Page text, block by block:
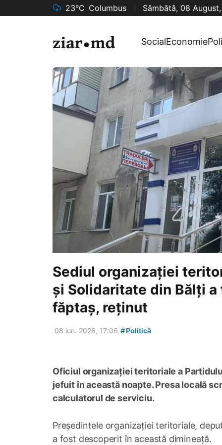
23°C Columbus Sâmbătă, 08
SocialEconomie
Sediul organizației
și Solidaritate din Bălți
făptaș, reținut
08 iun. 2026, 17:06 #Politică
Oficiul organizației teritoriale a
jefuit în această noapte. Presa locală
calculatorul de serviciu.
Președintele organizației teritoriale,
a fost descoperit în această dimineață.